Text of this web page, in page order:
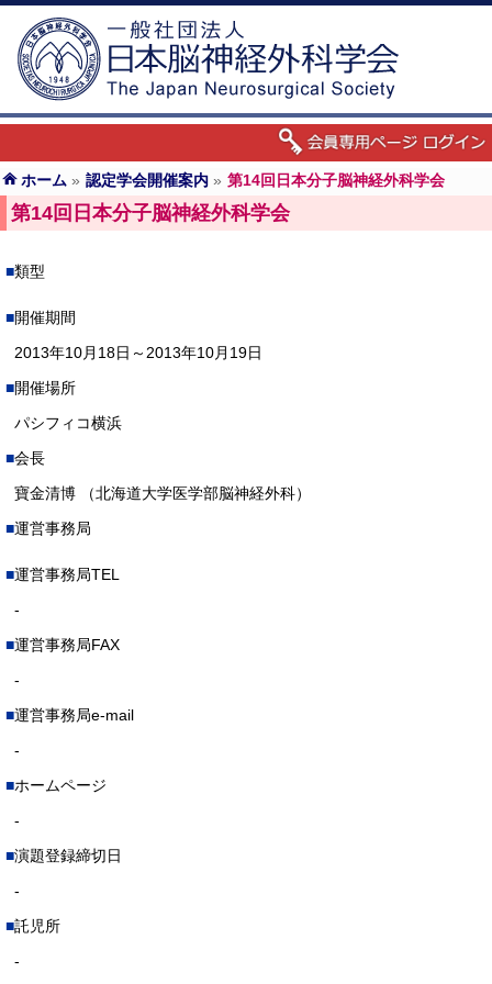
ホーム » 認定学会開催案内 » 第14回日本分子脳神経外科学会
第14回日本分子脳神経外科学会
類型
開催期間
2013年10月18日～2013年10月19日
開催場所
パシフィコ横浜
会長
寶金清博 （北海道大学医学部脳神経外科）
運営事務局
運営事務局TEL
-
運営事務局FAX
-
運営事務局e-mail
-
ホームページ
-
演題登録締切日
-
託児所
-